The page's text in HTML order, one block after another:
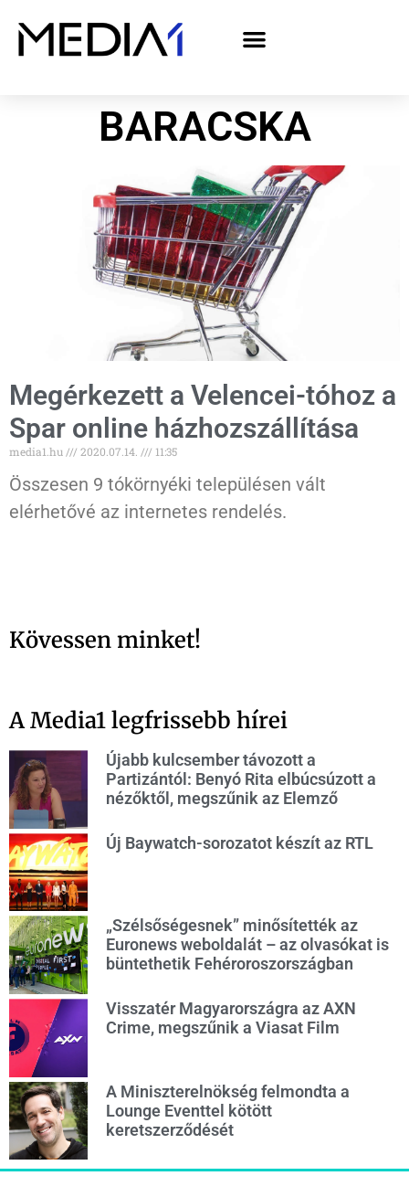
BARACSKA
Megérkezett a Velencei-tóhoz a
Spar online házhozszállítása
media1.hu 2020.07.14. 11:35
Összesen 9 tókörnyéki településen vált
elérhetővé az internetes rendelés.
Kövessen minket!
A Media1 legfrissebb hírei
Újabb kulcsember távozott a
Partizántól: Benyó Rita elbúcsúzott a
nézőktől, megszűnik az Elemző
Új Baywatch-sorozatot készít az RTL
„Szélsőségesnek” minősítették az
Euronews weboldalát – az olvasókat is
büntethetik Fehéroroszországban
Visszatér Magyarországra az AXN
Crime, megszűnik a Viasat Film
A Miniszterelnökség felmondta a
Lounge Eventtel kötött
keretszerződését